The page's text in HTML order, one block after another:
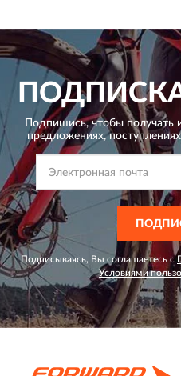
Подпишись, чтобы
предложениях,
Подписываясь, Вы соглашаетесь с
Условиями